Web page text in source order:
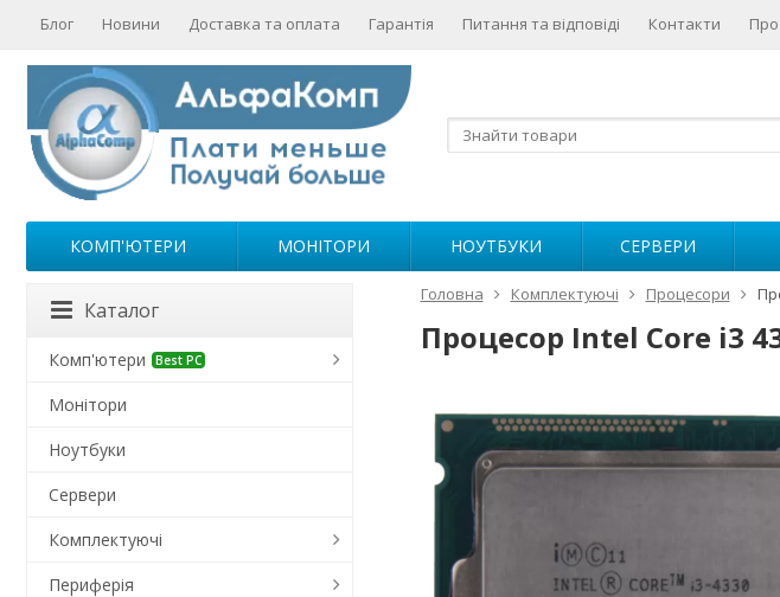
Блог Новини Доставка та оплата Гарантія Питання та відповіді Контакти
КОМП'ЮТЕРИ МОНІТОРИ НОУТБУКИ СЕРВЕРИ
Головна Комплектуючі Процесори
Процесор Intel Core i3
Каталог
Комп'ютери Best PC
Монітори
Ноутбуки
Сервери
Комплектуючі
Периферія